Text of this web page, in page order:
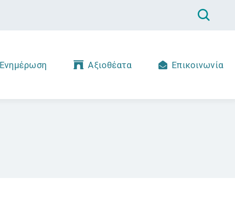
Ενημέρωση Αξιοθέατα Επικοινωνία